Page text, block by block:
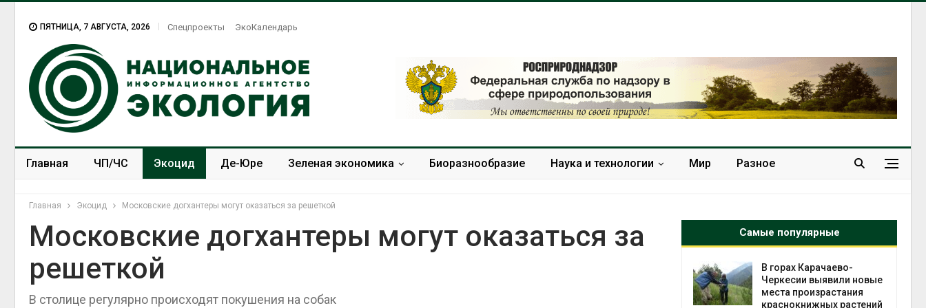
ПЯТНИЦА, 7 АВГУСТА, 2026 Спецпроекты ЭкоКалендарь
Главная ЧП/ЧС Экоцид Де-Юре Зеленая экономика Биоразнообразие Наука и технологии Мир Разное
Главная Экоцид Московские догхантеры могут оказаться за решеткой
Московские догхантеры могут оказаться за
решеткой
В столице регулярно происходят покушения на собак
Самые популярные
В горах Карачаево-
Черкесии выявили новые
места произрастания
краснокнижных растений